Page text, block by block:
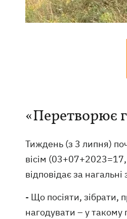
«Перетворює
Тиждень (з 3 липня)
вісім
відповідає за
- Що посіяти, зібрати,
нагодувати – у такому